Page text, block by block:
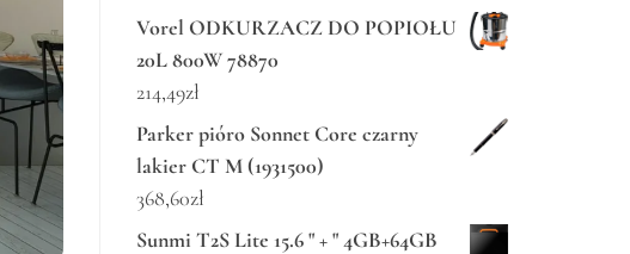
Vorel ODKURZACZ DO POPIOŁU
20L 800W 78870
214,49zł
Parker pióro Sonnet Core czarny
lakier CT M (1931500)
368,60zł
Sunmi T2S Lite 15.6 " + " 4GB+64GB